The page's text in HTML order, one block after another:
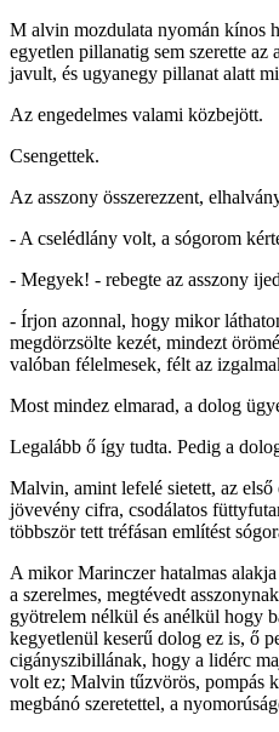
M alvin mozdulata nyomán kínos
egyetlen pillanatig sem szerette
javult, és ugyanegy pillanat alatt
Az engedelmes valami közbejött.
Csengettek.
Az asszony összerezzent,
- A cselédlány volt, a sógorom
- Megyek! - rebegte az asszony
- Írjon azonnal, hogy mikor
megdörzsölte kezét, mindezt
valóban félelmesek, félt az
Most mindez elmarad, a dolog
Legalább ő így tudta. Pedig a
Malvin, amint lefelé sietett, az
jövevény cifra, csodálatos
többször tett tréfásan említést
A mikor Marinczer hatalmas
a szerelmes, megtévedt
gyötrelem nélkül és anélkül hogy
kegyetlenül keserű dolog ez is, ő
cigányszibillának, hogy a lidérc
volt ez; Malvin tűzvörös, pompás
megbánó szeretettel, a